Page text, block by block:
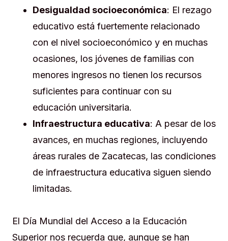
Desigualdad socioeconómica: El rezago
educativo está fuertemente relacionado
con el nivel socioeconómico y en muchas
ocasiones, los jóvenes de familias con
menores ingresos no tienen los recursos
suficientes para continuar con su
educación universitaria.
Infraestructura educativa: A pesar de los
avances, en muchas regiones, incluyendo
áreas rurales de Zacatecas, las condiciones
de infraestructura educativa siguen siendo
limitadas.
El Día Mundial del Acceso a la Educación
Superior nos recuerda que, aunque se han